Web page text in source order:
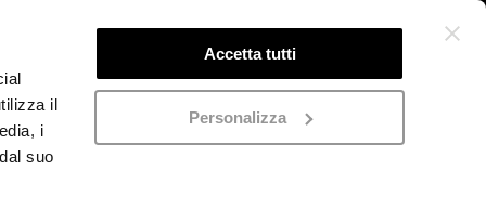
il
i
suo
Accetta tutti
Personalizza